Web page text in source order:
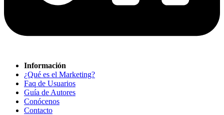
Información
¿Qué es el Marketing?
Faq de Usuarios
Guía de Autores
Conócenos
Contacto